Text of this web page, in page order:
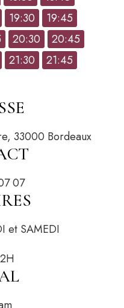
19:30
19:45
20:30
20:45
21:30
21:45
33000 Bordeaux
07
et SAMEDI